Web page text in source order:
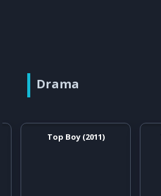
Drama
Top Boy (2011)